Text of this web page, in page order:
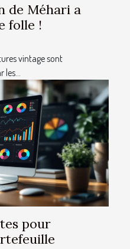
de Méhari a
folle !
vintage sont
pour